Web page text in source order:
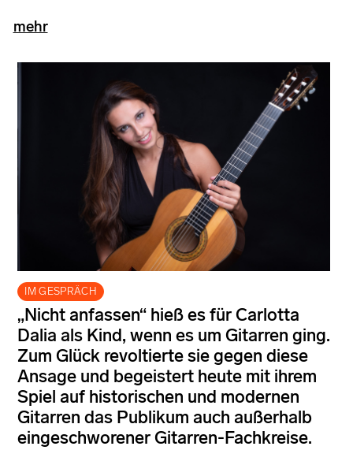
mehr
IM GESPRÄCH
„Nicht anfassen“ hieß es für Carlotta
Dalia als Kind, wenn es um Gitarren ging.
Zum Glück revoltierte sie gegen diese
Ansage und begeistert heute mit ihrem
Spiel auf historischen und modernen
Gitarren das Publikum auch außerhalb
eingeschworener Gitarren-Fachkreise.